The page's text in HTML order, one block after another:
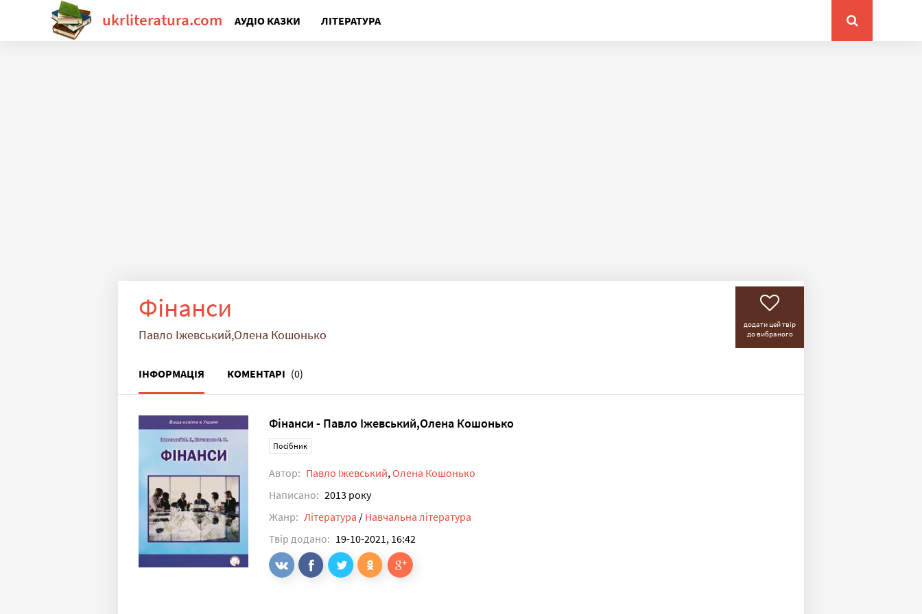
ukrliteratura.com АУДІО КАЗКИ ЛІТЕРАТУРА
Фінанси
Павло Іжевський,Олена Кошонько
додати цей твір
до вибраного
ІНФОРМАЦІЯ КОМЕНТАРІ (0)
Фінанси - Павло Іжевський,Олена Кошонько
Посібник
Автор: Павло Іжевський,Олена Кошонько
Написано: 2013 року
Жанр: Література / Навчальна література
Твір додано: 19-10-2021, 16:42